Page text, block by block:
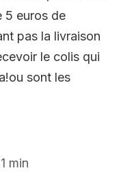
5 euros de
pas la livraison
le colis qui
sont les
min